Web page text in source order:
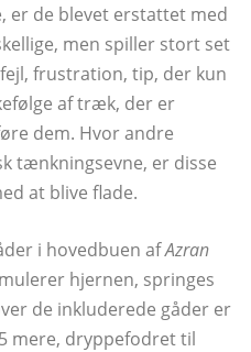
de blevet erstattet med
men spiller stort set
frustration, tip, der kun
af træk, der er
dem. Hvor andre
tænkningsevne, er disse
at blive flade.
i hovedbuen afAzran
hjernen, springes
de inkluderede gåder er
mere, dryppefodret til